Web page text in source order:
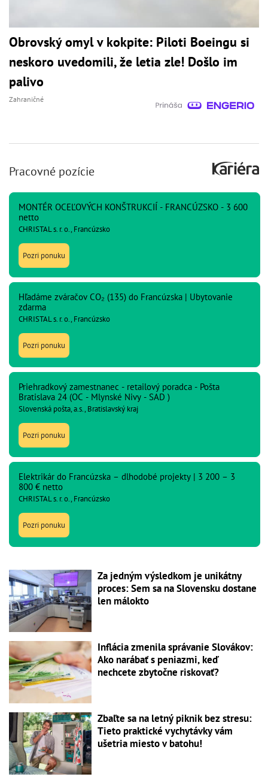
Obrovský omyl v kokpite: Piloti Boeingu si
neskoro uvedomili, že letia zle! Došlo im
palivo
Zahraničné
Pracovné pozície
MONTÉR OCEĽOVÝCH KONŠTRUKCIÍ - FRANCÚZSKO - 3 600
netto
CHRISTAL s. r. o., Francúzsko
Pozri ponuku
Hľadáme zváračov CO₂ (135) do Francúzska | Ubytovanie
zdarma
CHRISTAL s. r. o., Francúzsko
Pozri ponuku
Priehradkový zamestnanec - retailový poradca - Pošta
Bratislava 24 (OC - Mlynské Nivy - SAD )
Slovenská pošta, a.s., Bratislavský kraj
Pozri ponuku
Elektrikár do Francúzska – dlhodobé projekty | 3 200 – 3
800 € netto
CHRISTAL s. r. o., Francúzsko
Pozri ponuku
Za jedným výsledkom je unikátny
proces: Sem sa na Slovensku dostane
len málokto
Inflácia zmenila správanie Slovákov:
Ako narábať s peniazmi, keď
nechcete zbytočne riskovať?
Zbaľte sa na letný piknik bez stresu:
Tieto praktické vychytávky vám
ušetria miesto v batohu!